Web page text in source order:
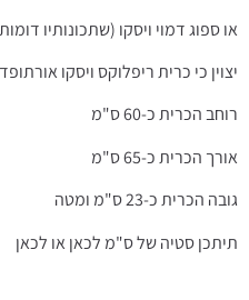
או ספוג דמוי ויסקו (שתכונותיו
יצוין כי כרית ריפלוקס ויסקו
רוחב הכרית כ-60 ס"מ
אורך הכרית כ-65 ס"מ
גובה הכרית כ-23 ס"מ ומטה
תיתכן סטיה של ס"מ לכאן או לכאן